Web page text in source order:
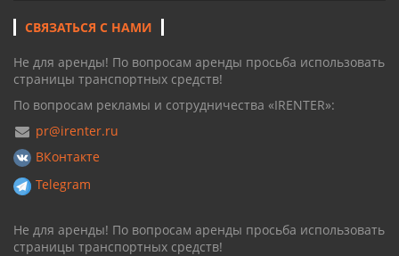
СВЯЗАТЬСЯ С НАМИ
Не для аренды! По вопросам аренды просьба использовать
страницы транспортных средств!
По вопросам рекламы и сотрудничества «IRENTER»:
pr@irenter.ru
ВКонтакте
Telegram
Не для аренды! По вопросам аренды просьба использовать
страницы транспортных средств!